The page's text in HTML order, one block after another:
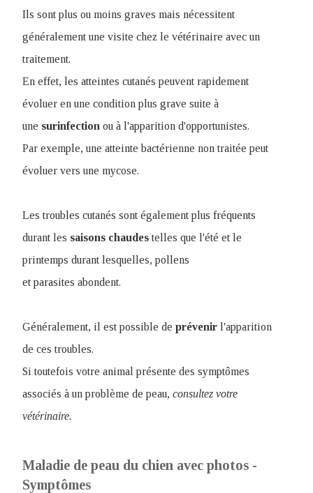
Ils sont plus ou moins graves mais nécessitent
généralement une visite chez le vétérinaire avec un
traitement.
En effet, les atteintes cutanés peuvent rapidement
évoluer en une condition plus grave suite à
une surinfection ou à l'apparition d'opportunistes.
Par exemple, une atteinte bactérienne non traitée peut
évoluer vers une mycose.
Les troubles cutanés sont également plus fréquents
durant les saisons chaudestelles que l'été et le
printemps durant lesquelles, pollens
et parasites abondent.
Généralement, il est possible de prévenir l'apparition
de ces troubles.
Si toutefois votre animal présente des symptômes
associés à un problème de peau, consultez votre
vétérinaire.
Maladie de peau du chien avec photos -
Symptômes